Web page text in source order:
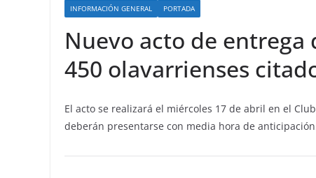
INFORMACIÓN GENERAL PORTADA
Nuevo acto de entrega
450 olavarrienses
El acto se realizará el miércoles 17 de abril en el
deberán presentarse con media hora de